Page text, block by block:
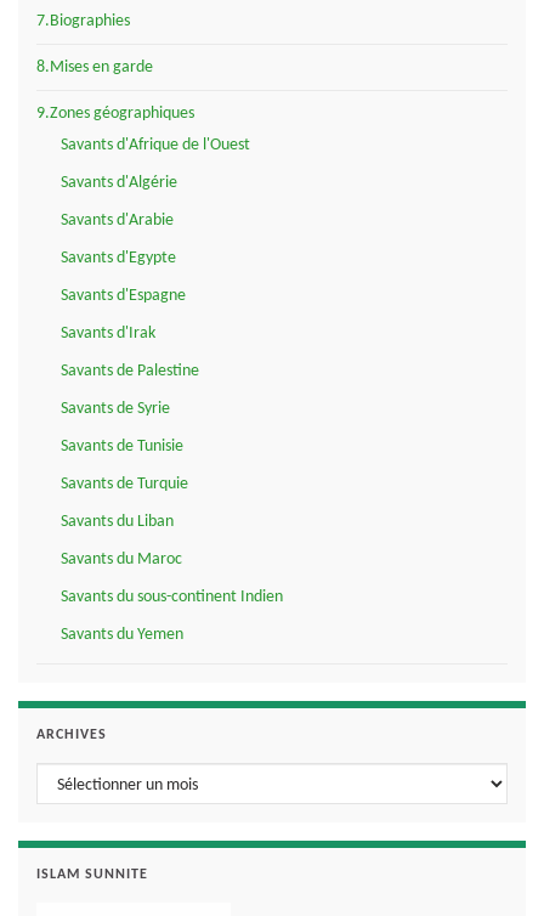
7.Biographies
8.Mises en garde
9.Zones géographiques
Savants d'Afrique de l'Ouest
Savants d'Algérie
Savants d'Arabie
Savants d'Egypte
Savants d'Espagne
Savants d'Irak
Savants de Palestine
Savants de Syrie
Savants de Tunisie
Savants de Turquie
Savants du Liban
Savants du Maroc
Savants du sous-continent Indien
Savants du Yemen
ARCHIVES
Archives
ISLAM SUNNITE